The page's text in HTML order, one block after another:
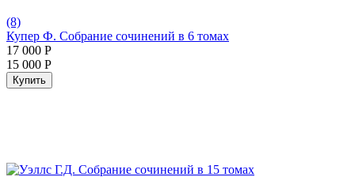
(8)
Купер Ф. Собрание сочинений в 6 томах
17 000 Р
15 000 Р
Купить